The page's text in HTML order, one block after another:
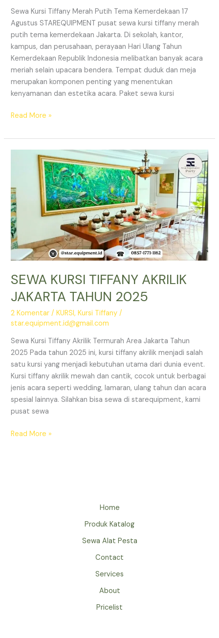
Sewa Kursi Tiffany Merah Putih Tema Kemerdekaan 17
Agustus STAREQUIPMENT pusat sewa kursi tiffany merah
putih tema kemerdekaan Jakarta. Di sekolah, kantor,
kampus, dan perusahaan, perayaan Hari Ulang Tahun
Kemerdekaan Republik Indonesia melibatkan banyak acara
meriah selain upacara bendera. Tempat duduk dan meja
merupakan komponen penting yang menentukan
kenyamanan dan estetika acara. Paket sewa kursi
SEWA
TIFFANY
MERAH
KEMERDEKAAN
JAKARTA
Read More »
SEWA KURSI TIFFANY AKRILIK
JAKARTA TAHUN 2025
2 Komentar /KURSI,Kursi Tiffany /
star.equipment.id@gmail.com
Sewa Kursi Tiffany Akrilik Termurah Area Jakarta Tahun
2025 Pada tahun 2025 ini, kursi tiffany akrilik menjadi salah
satu kursi yang menjadi kebutuhan utama dari dunia event.
Kursi tiffany akrilik mewah dan cantik, cocok untuk berbagai
jenis acara seperti wedding, lamaran, ulang tahun dan acara
spesial lainnya. Silahkan bisa sewa di starequipment, kami
pusat sewa
SEWA
Read More »
Home
Produk Katalog
Sewa Alat Pesta
Contact
Services
About
Pricelist